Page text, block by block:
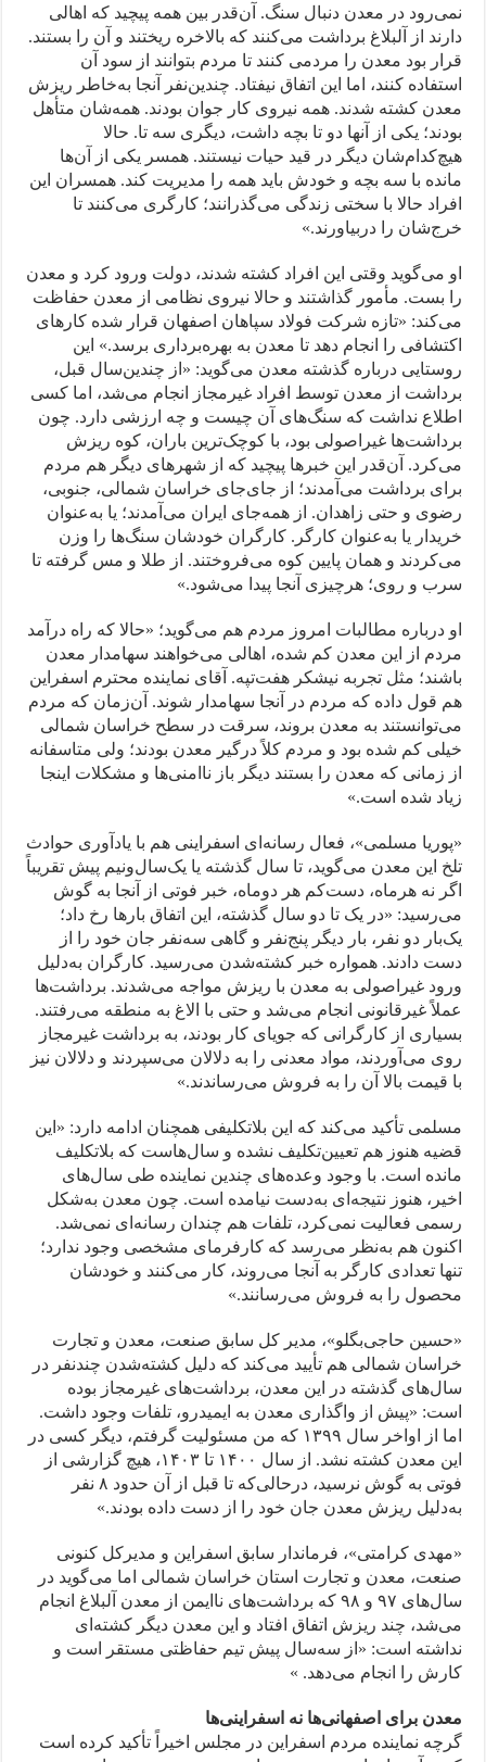
نمی‌رود در معدن دنبال سنگ. آن‌قدر بین همه پیچید که اهالی
دارند از آلبلاغ برداشت می‌کنند که بالاخره ریختند و آن را بستند.
قرار بود معدن را مردمی کنند تا مردم بتوانند از سود آن
استفاده کنند، اما این اتفاق نیفتاد. چندین‌نفر آنجا به‌خاطر ریزش
معدن کشته شدند. همه نیروی کار جوان بودند. همه‌شان متأهل
بودند؛ یکی از آنها دو تا بچه داشت، دیگری سه تا. حالا
هیچ‌کدام‌شان دیگر در قید حیات نیستند. همسر یکی از آن‌ها
مانده با سه بچه و خودش باید همه را مدیریت کند. همسران این
افراد حالا با سختی زندگی می‌گذرانند؛ کارگری می‌کنند تا
خرج‌شان را دربیاورند.»
او می‌گوید وقتی این افراد کشته شدند، دولت ورود کرد و معدن
را بست. مأمور گذاشتند و حالا نیروی نظامی از معدن حفاظت
می‌کند: «تازه شرکت فولاد سپاهان اصفهان قرار شده کارهای
اکتشافی را انجام دهد تا معدن به بهره‌برداری برسد.» این
روستایی درباره گذشته معدن می‌گوید: «از چندین‌سال قبل،
برداشت از معدن توسط افراد غیرمجاز انجام می‌شد، اما کسی
اطلاع نداشت که سنگ‌های آن چیست و چه ارزشی دارد. چون
برداشت‌ها غیراصولی بود، با کوچک‌ترین باران، کوه ریزش
می‌کرد. آن‌قدر این خبرها پیچید که از شهرهای دیگر هم مردم
برای برداشت می‌آمدند؛ از جای‌جای خراسان شمالی، جنوبی،
رضوی و حتی زاهدان. از همه‌جای ایران می‌آمدند؛ یا به‌عنوان
خریدار یا به‌عنوان کارگر. کارگران خودشان سنگ‌ها را وزن
می‌کردند و همان پایین کوه می‌فروختند. از طلا و مس گرفته تا
سرب و روی؛ هرچیزی آنجا پیدا می‌شود.»
او درباره مطالبات امروز مردم هم می‌گوید؛ «حالا که راه درآمد
مردم از این معدن کم شده، اهالی می‌خواهند سهامدار معدن
باشند؛ مثل تجربه نیشکر هفت‌تپه. آقای نماینده محترم اسفراین
هم قول داده که مردم در آنجا سهامدار شوند. آن‌زمان که مردم
می‌توانستند به معدن بروند، سرقت در سطح خراسان شمالی
خیلی کم شده بود و مردم کلاً درگیر معدن بودند؛ ولی متاسفانه
از زمانی که معدن را بستند دیگر باز ناامنی‌ها و مشکلات اینجا
زیاد شده است.»
«پوریا مسلمی»، فعال رسانه‌ای اسفراینی هم با یادآوری حوادث
تلخ این معدن می‌گوید، تا سال گذشته یا یک‌سال‌ونیم پیش تقریباً
اگر نه هرماه، دست‌کم هر دوماه، خبر فوتی از آنجا به گوش
می‌رسید: «در یک تا دو سال گذشته، این اتفاق بارها رخ داد؛
یک‌بار دو نفر، بار دیگر پنج‌نفر و گاهی سه‌نفر جان خود را از
دست دادند. همواره خبر کشته‌شدن می‌رسید. کارگران به‌دلیل
ورود غیراصولی به معدن با ریزش مواجه می‌شدند. برداشت‌ها
عملاً غیرقانونی انجام می‌شد و حتی با الاغ به منطقه می‌رفتند.
بسیاری از کارگرانی که جویای کار بودند، به برداشت غیرمجاز
روی می‌آوردند، مواد معدنی را به دلالان می‌سپردند و دلالان نیز
با قیمت بالا آن را به فروش می‌رساندند.»
مسلمی تأکید می‌کند که این بلاتکلیفی همچنان ادامه دارد: «این
قضیه هنوز هم تعیین‌تکلیف نشده و سال‌هاست که بلاتکلیف
مانده است. با وجود وعده‌های چندین نماینده طی سال‌های
اخیر، هنوز نتیجه‌ای به‌دست نیامده است. چون معدن به‌شکل
رسمی فعالیت نمی‌کرد، تلفات هم چندان رسانه‌ای نمی‌شد.
اکنون هم به‌نظر می‌رسد که کارفرمای مشخصی وجود ندارد؛
تنها تعدادی کارگر به آنجا می‌روند، کار می‌کنند و خودشان
محصول را به فروش می‌رسانند.»
«حسین حاجی‌بگلو»، مدیر کل سابق صنعت، معدن و تجارت
خراسان شمالی هم تأیید می‌کند که دلیل کشته‌شدن چندنفر در
سال‌های گذشته در این معدن، برداشت‌های غیرمجاز بوده
است: «پیش از واگذاری معدن به ایمیدرو، تلفات وجود داشت.
اما از اواخر سال ۱۳۹۹ که من مسئولیت گرفتم، دیگر کسی در
این معدن کشته نشد. از سال ۱۴۰۰ تا ۱۴۰۳، هیچ گزارشی از
فوتی به گوش نرسید، درحالی‌که تا قبل از آن حدود ۸ نفر
به‌دلیل ریزش معدن جان خود را از دست داده بودند.»
«مهدی کرامتی»، فرماندار سابق اسفراین و مدیرکل کنونی
صنعت، معدن و تجارت استان خراسان شمالی اما می‌گوید در
سال‌های ۹۷ و ۹۸ که برداشت‌های ناایمن از معدن آلبلاغ انجام
می‌شد، چند ریزش اتفاق افتاد و این معدن دیگر کشته‌ای
نداشته است: «از سه‌سال پیش تیم حفاظتی مستقر است و
کارش را انجام می‌دهد. »
معدن برای اصفهانی‌ها نه اسفراینی‌ها
گرچه نماینده مردم اسفراین در مجلس اخیراً تأکید کرده است